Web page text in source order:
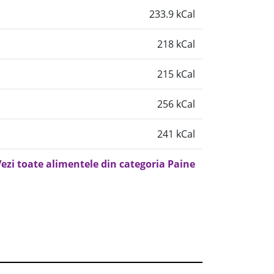
233.9 kCal
218 kCal
215 kCal
256 kCal
241 kCal
toate alimentele din categoria Paine